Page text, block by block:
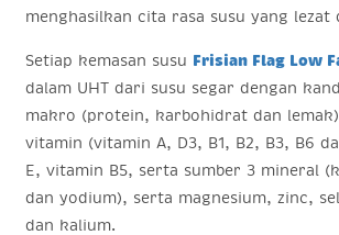
menghasilkan cita rasa susu yang lezat
Setiap kemasan susu Frisian Flag Low
dalam UHT dari susu segar dengan
makro (protein, karbohidrat dan
vitamin (vitamin A, D3, B1, B2, B3, B6
E, vitamin B5, serta sumber 3 mineral
dan yodium), serta magnesium, zinc,
dan kalium.